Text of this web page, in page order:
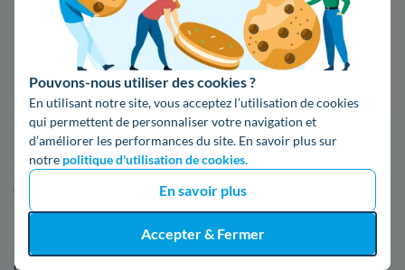
Pouvons-nous utiliser des cookies ?
En utilisant notre site, vous acceptez l’utilisation de cookies
qui permettent de personnaliser votre navigation et
d’améliorer les performances du site. En savoir plus sur
notre politique d'utilisation de cookies.
En savoir plus
Accepter & Fermer
09 78 46 71 74
Comparer les offres
5. En apprendre davantage à propos
d'Enedis à Nilvange
Nous vous donnons plus de renseignements sur Enedis, y
compris où se trouve un bureau et quelles sont les